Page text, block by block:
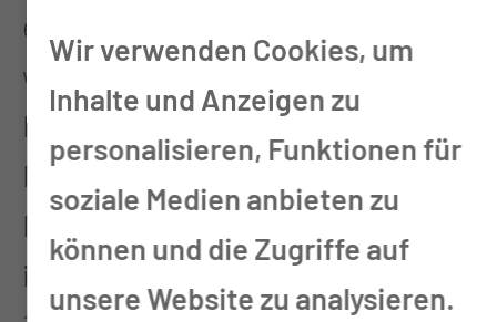
erste tragbare Schrittmacher
wurde von dem Medizintechnik-
Ingenieur Earl Bakken 1957 in
Minneapolis im US-Bundesstaat
Minnesota entwickelt. Bald folgten
implantierbare Herzschrittmacher.
Wir verwenden Cookies, um
Inhalte und Anzeigen zu
personalisieren, Funktionen für
soziale Medien anbieten zu
können und die Zugriffe auf
unsere Website zu analysieren.